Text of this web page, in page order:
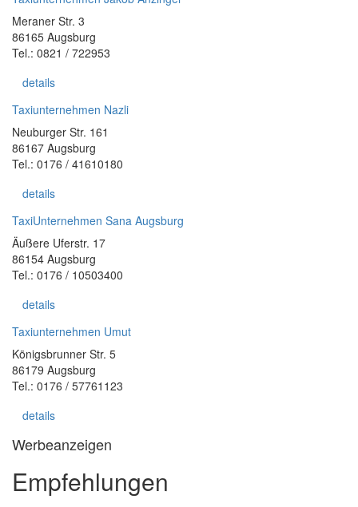
Meraner Str. 3
86165 Augsburg
Tel.: 0821 / 722953
details
Taxiunternehmen Nazli
Neuburger Str. 161
86167 Augsburg
Tel.: 0176 / 41610180
details
TaxiUnternehmen Sana Augsburg
Äußere Uferstr. 17
86154 Augsburg
Tel.: 0176 / 10503400
details
Taxiunternehmen Umut
Königsbrunner Str. 5
86179 Augsburg
Tel.: 0176 / 57761123
details
Werbeanzeigen
Empfehlungen